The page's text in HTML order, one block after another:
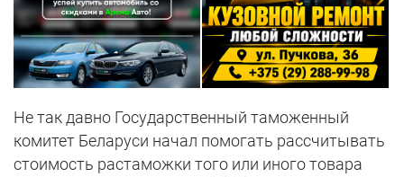
Не так давно Государственный таможенный
комитет Беларуси начал помогать рассчитывать
стоимость растаможки того или иного товара